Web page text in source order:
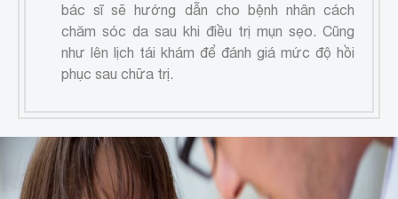
bác sĩ sẽ hướng dẫn cho bệnh nhân cách
chăm sóc da sau khi điều trị mụn sẹo. Cũng
như lên lịch tái khám để đánh giá mức độ hồi
phục sau chữa trị.